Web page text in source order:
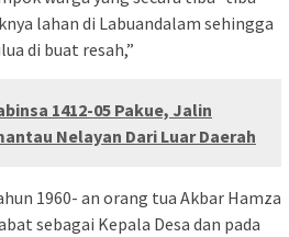
lahan di Labuandalam sehingga
di buat resah,”
1412-05 Pakue, Jalin
Nelayan Dari Luar Daerah
1960- an orang tua Akbar Hamza
sebagai Kepala Desa dan pada